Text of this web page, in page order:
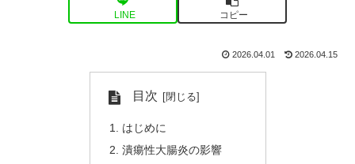
LINE コピー
2026.04.01 2026.04.15
目次
はじめに
潰瘍性大腸炎の影響